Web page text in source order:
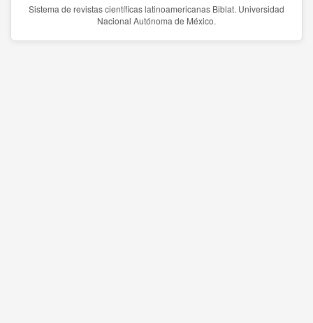
Sistema de revistas científicas latinoamericanas Biblat. Universidad
Nacional Autónoma de México.